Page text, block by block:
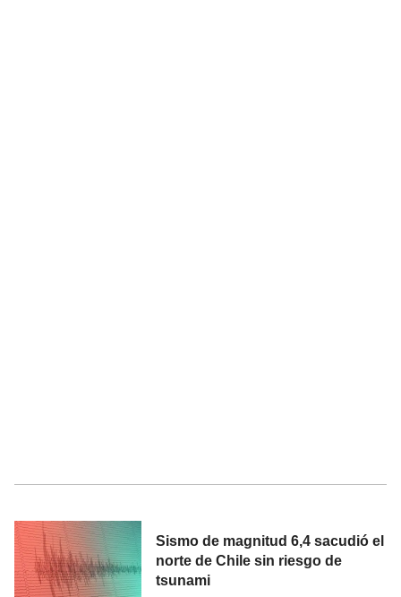
Sismo de magnitud 6,4 sacudió el
norte de Chile sin riesgo de
tsunami